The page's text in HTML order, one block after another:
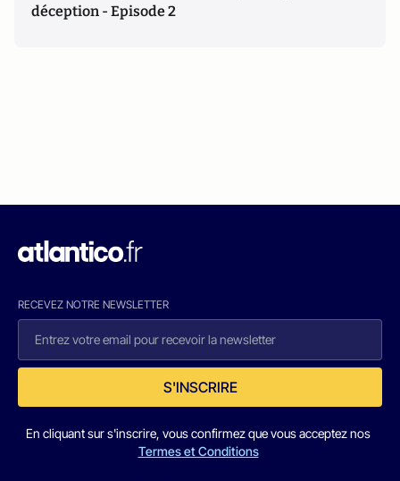
déception - Episode 2
RECEVEZ NOTRE NEWSLETTER
S'INSCRIRE
En cliquant sur s'inscrire, vous confirmez que vous acceptez nos
Termes et Conditions